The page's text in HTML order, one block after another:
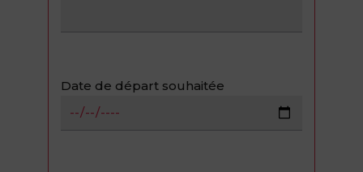
Date de départ souhaitée